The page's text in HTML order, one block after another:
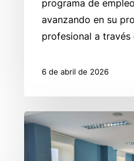
programa de
avanzando en su
profesional a través
6 de abril de 2026
El
emprendimiento